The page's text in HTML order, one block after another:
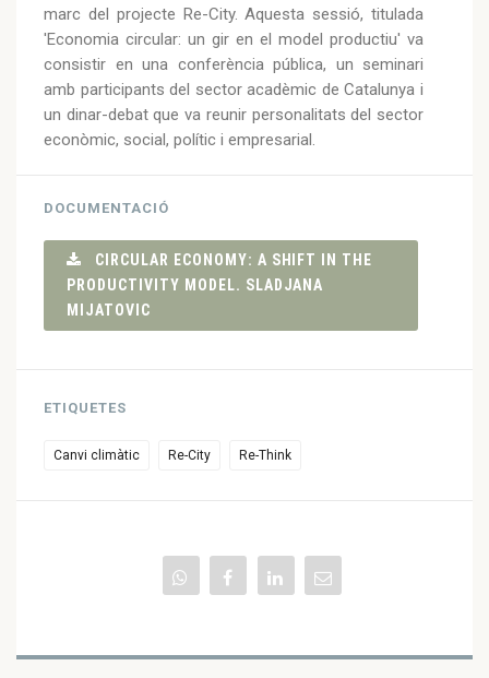
marc del projecte Re-City. Aquesta sessió, titulada
'Economia circular: un gir en el model productiu' va
consistir en una conferència pública, un seminari
amb participants del sector acadèmic de Catalunya i
un dinar-debat que va reunir personalitats del sector
econòmic, social, polític i empresarial.
DOCUMENTACIÓ
CIRCULAR ECONOMY: A SHIFT IN THE
PRODUCTIVITY MODEL. SLADJANA
MIJATOVIC
ETIQUETES
Canvi climàtic Re-City Re-Think